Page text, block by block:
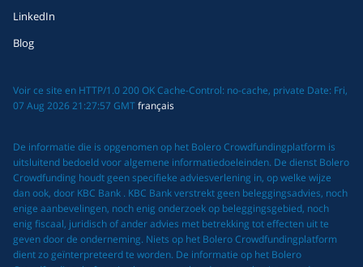
LinkedIn
Blog
Voir ce site en HTTP/1.0 200 OK Cache-Control: no-cache, private Date: Fri,
07 Aug 2026 21:27:57 GMTfrançais
De informatie die is opgenomen op het Bolero Crowdfundingplatform is
uitsluitend bedoeld voor algemene informatiedoeleinden. De dienst Bolero
Crowdfunding houdt geen specifieke adviesverlening in, op welke wijze
dan ook, door KBC Bank . KBC Bank verstrekt geen beleggingsadvies, noch
enige aanbevelingen, noch enig onderzoek op beleggingsgebied, noch
enig fiscaal, juridisch of ander advies met betrekking tot effecten uit te
geven door de onderneming. Niets op het Bolero Crowdfundingplatform
dient zo geïnterpreteerd te worden. De informatie op het Bolero